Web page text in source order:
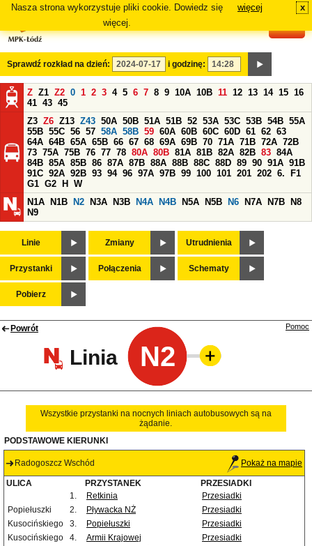
Nasza strona wykorzystuje pliki cookie. Dowiedz się
więcej.
więcej x
Sprawdź rozkład na dzień: i godzinę:
Z Z1 Z2 0 1 2 3 4 5 6 7 8 9 10A 10B 11 12 13 14 15 16
41 43 45
Z3 Z6 Z13 Z43 50A 50B 51A 51B 52 53A 53C 53B 54B 55A
55B 55C 56 57 58A 58B 59 60A 60B 60C 60D 61 62 63
64A 64B 65A 65B 66 67 68 69A 69B 70 71A 71B 72A 72B
73 75A 75B 76 77 78 80A 80B 81A 81B 82A 82B 83 84A
84B 85A 85B 86 87A 87B 88A 88B 88C 88D 89 90 91A 91B
91C 92A 92B 93 94 96 97A 97B 99 100 101 201 202 6.
F1
G1 G2 H
W
N1A
N1B N2 N3A N3B N4A N4B N5A N5B N6 N7A N7B
N8
N9
Linie Zmiany Utrudnienia
Przystanki Połączenia Schematy
Pobierz
Powrót
Linia N2
Pomoc
Wszystkie przystanki na nocnych liniach autobusowych są na
żądanie.
PODSTAWOWE KIERUNKI
Radogoszcz Wschód Pokaż na mapie
ULICA PRZYSTANEK
PRZESIADKI
1.
Retkinia
Przesiadki
Popiełuszki
2. Pływacka NŻ
Przesiadki
Kusocińskiego
3. Popiełuszki
Przesiadki
Kusocińskiego
4. Armii Krajowej
Przesiadki